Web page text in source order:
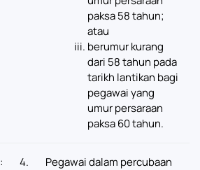
paksa 58 tahun;
atau
berumur kurang
dari 58 tahun pada
tarikh lantikan bagi
pegawai yang
umur persaraan
paksa 60 tahun.
: 4.
Pegawai dalam percubaan